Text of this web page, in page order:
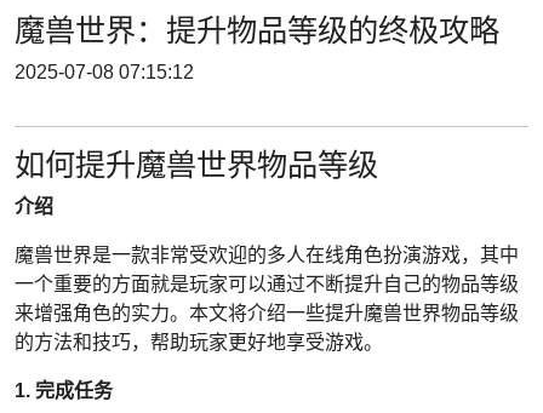
魔兽世界：提升物品等级的终极攻略
2025-07-08 07:15:12
如何提升魔兽世界物品等级
介绍
魔兽世界是一款非常受欢迎的多人在线角色扮演游戏，其中
一个重要的方面就是玩家可以通过不断提升自己的物品等级
来增强角色的实力。本文将介绍一些提升魔兽世界物品等级
的方法和技巧，帮助玩家更好地享受游戏。
1. 完成任务